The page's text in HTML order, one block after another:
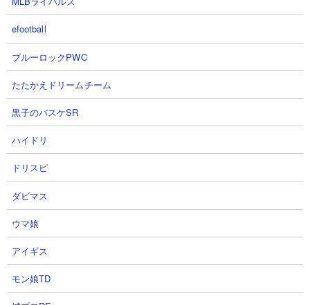
５．使徒強襲レベル13 エヴァ3機使用攻略
【出撃メンバー】
efootball
ブルーロックPWC
たたかえドリームチーム
黒子のバスケSR
ハイドリ
ドリスピ
ダビマス
ウマ娘
アイギス
モン娘TD